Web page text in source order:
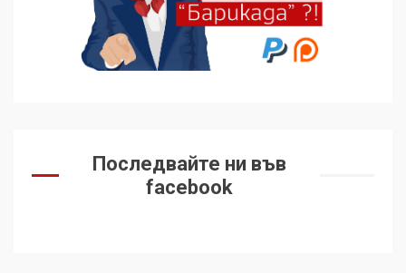
Последвайте ни във
facebook